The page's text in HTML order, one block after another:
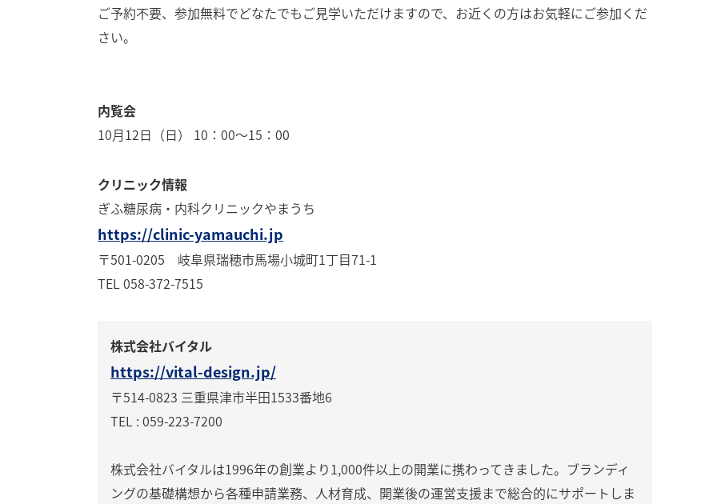
ご予約不要、参加無料でどなたでもご見学いただけますので、お近くの方はお気軽にご参加くだ
さい。
内覧会
10月12日（日） 10：00〜15：00
クリニック情報
ぎふ糖尿病・内科クリニックやまうち
https://clinic-yamauchi.jp
〒501-0205 岐阜県瑞穂市馬場小城町1丁目71-1
TEL 058-372-7515
株式会社バイタル
https://vital-design.jp/
〒514-0823 三重県津市半田1533番地6
TEL : 059-223-7200
株式会社バイタルは1996年の創業より1,000件以上の開業に携わってきました。ブランディ
ングの基礎構想から各種申請業務、人材育成、開業後の運営支援まで総合的にサポートしま